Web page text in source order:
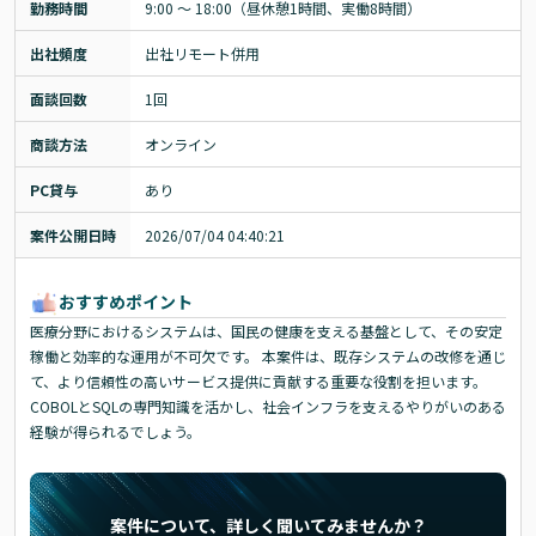
勤務時間 9:00 〜 18:00（昼休憩1時間、実働8時間）
出社頻度 出社リモート併用
面談回数 1回
商談方法 オンライン
PC貸与 あり
案件公開日時 2026/07/04 04:40:21
おすすめポイント
医療分野におけるシステムは、国民の健康を支える基盤として、その安定
稼働と効率的な運用が不可欠です。 本案件は、既存システムの改修を通じ
て、より信頼性の高いサービス提供に貢献する重要な役割を担います。
COBOLとSQLの専門知識を活かし、社会インフラを支えるやりがいのある
経験が得られるでしょう。
案件について、詳しく聞いてみませんか？